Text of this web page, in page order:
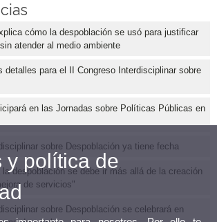
cómo la despoblación se usó para justificar
atender al medio ambiente
detalles para el II Congreso Interdisciplinar sobre
en las Jornadas sobre Políticas Públicas en
sobre Despoblación ya tiene fecha
despoblación se debe ir más allá de la creación
de servicios"
sobre Despoblación se celebrará en
y política de